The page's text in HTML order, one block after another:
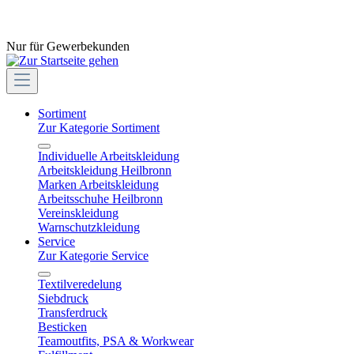
Nur für Gewerbekunden
Sortiment
Zur Kategorie Sortiment
Individuelle Arbeitskleidung
Arbeitskleidung Heilbronn
Marken Arbeitskleidung
Arbeitsschuhe Heilbronn
Vereinskleidung
Warnschutzkleidung
Service
Zur Kategorie Service
Textilveredelung
Siebdruck
Transferdruck
Besticken
Teamoutfits, PSA & Workwear